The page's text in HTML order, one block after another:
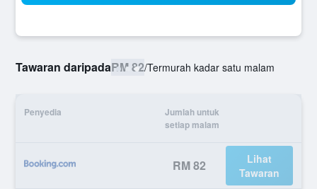
Tawaran daripadaRM 82/Termurah kadar satu malam
Penyedia
Jumlah untuk
setiap malam
RM 82
Lihat
Tawaran